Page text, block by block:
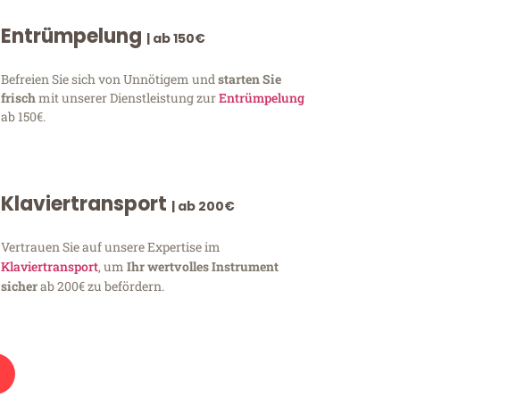
Entrümpelung | ab 150€
Befreien Sie sich von Unnötigem undstarten Sie
frischmit unserer Dienstleistung zurEntrümpelung
ab 150€.
Klaviertransport | ab 200€
Vertrauen Sie auf unsere Expertise im
Klaviertransport, um Ihr wertvolles Instrument
sicherab 200€ zu befördern.